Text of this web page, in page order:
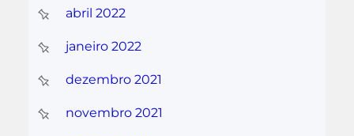
abril 2022
janeiro 2022
dezembro 2021
novembro 2021